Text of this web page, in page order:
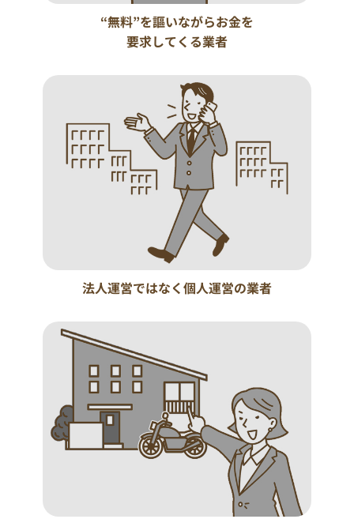
“無料”を謳いながらお金を
要求してくる業者
法人運営ではなく個人運営の業者